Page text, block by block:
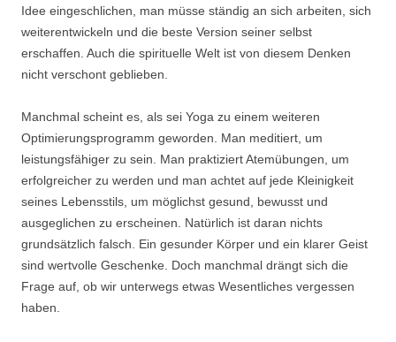
Idee eingeschlichen, man müsse ständig an sich arbeiten, sich
weiterentwickeln und die beste Version seiner selbst
erschaffen. Auch die spirituelle Welt ist von diesem Denken
nicht verschont geblieben.
Manchmal scheint es, als sei Yoga zu einem weiteren
Optimierungsprogramm geworden. Man meditiert, um
leistungsfähiger zu sein. Man praktiziert Atemübungen, um
erfolgreicher zu werden und man achtet auf jede Kleinigkeit
seines Lebensstils, um möglichst gesund, bewusst und
ausgeglichen zu erscheinen. Natürlich ist daran nichts
grundsätzlich falsch. Ein gesunder Körper und ein klarer Geist
sind wertvolle Geschenke. Doch manchmal drängt sich die
Frage auf, ob wir unterwegs etwas Wesentliches vergessen
haben.